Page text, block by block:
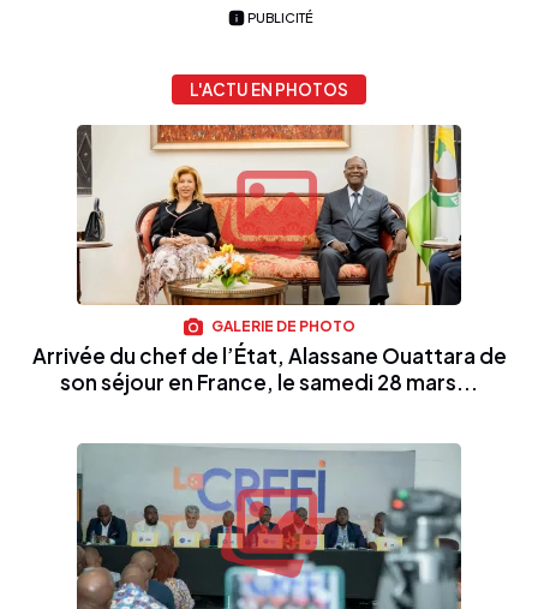
PUBLICITÉ
L'ACTU EN PHOTOS
GALERIE DE PHOTO
Arrivée du chef de l’État, Alassane Ouattara de
son séjour en France, le samedi 28 mars...